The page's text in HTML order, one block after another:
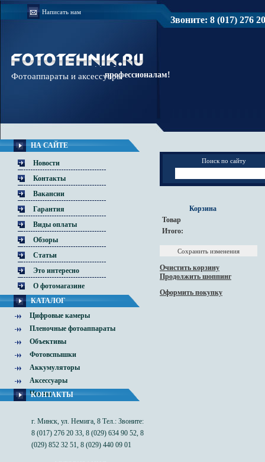
Написать нам
Звоните: 8 (017) 276
Доверяйте
профессионалам!
Фотоаппараты и аксессуары
НА САЙТЕ
Новости
Контакты
Вакансии
Гарантия
Виды оплаты
Обзоры
Статьи
Это интересно
О фотомагазине
КАТАЛОГ
Цифровые камеры
Пленочные фотоаппараты
Объективы
Фотовспышки
Аккумуляторы
Аксессуары
Чехлы
КОНТАКТЫ
г. Минск, ул. Немига, 8 Тел.: Звоните:
8 (017) 276 20 33, 8 (029) 634 90 52, 8
(029) 852 32 51, 8 (029) 440 09 01
Поиск по сайту
Корзина
Товар
Итого:
Очистить корзину
Продолжить шоппинг
Оформить покупку